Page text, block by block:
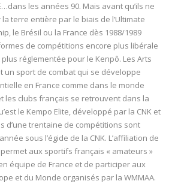
les années 90. Mais avant qu’ils ne
terre entière par le biais de l’Ultimate
le Brésil ou la France dès 1988/1989
de compétitions encore plus libérale
réglementée pour le Kenpô. Les Arts
un sport de combat qui se développe
en France comme dans le monde
les clubs français se retrouvent dans la
le Kempo Elite, développé par la CNK et
d’une trentaine de compétitions sont
sous l’égide de la CNK. L’affiliation de
permet aux sportifs français « amateurs »
équipe de France et de participer aux
et du Monde organisés par la WMMAA.